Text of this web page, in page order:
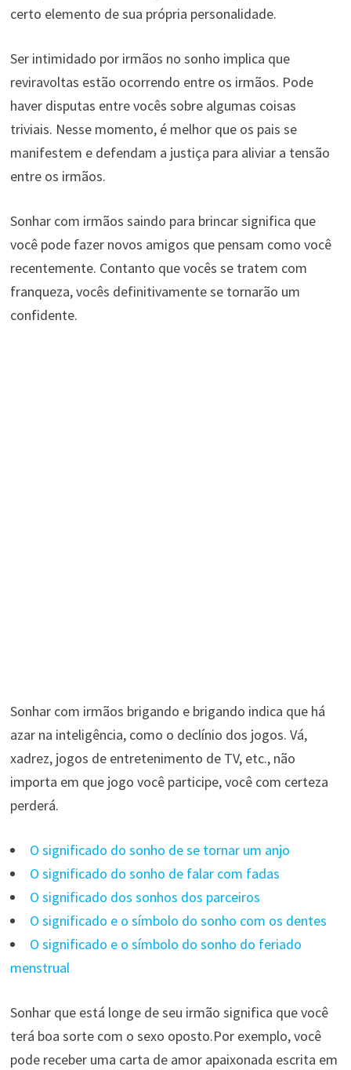
certo elemento de sua própria personalidade.
Ser intimidado por irmãos no sonho implica que
reviravoltas estão ocorrendo entre os irmãos. Pode
haver disputas entre vocês sobre algumas coisas
triviais. Nesse momento, é melhor que os pais se
manifestem e defendam a justiça para aliviar a tensão
entre os irmãos.
Sonhar com irmãos saindo para brincar significa que
você pode fazer novos amigos que pensam como você
recentemente. Contanto que vocês se tratem com
franqueza, vocês definitivamente se tornarão um
confidente.
Sonhar com irmãos brigando e brigando indica que há
azar na inteligência, como o declínio dos jogos. Vá,
xadrez, jogos de entretenimento de TV, etc., não
importa em que jogo você participe, você com certeza
perderá.
O significado do sonho de se tornar um anjo
O significado do sonho de falar com fadas
O significado dos sonhos dos parceiros
O significado e o símbolo do sonho com os dentes
O significado e o símbolo do sonho do feriado
menstrual
Sonhar que está longe de seu irmão significa que você
terá boa sorte com o sexo oposto.Por exemplo, você
pode receber uma carta de amor apaixonada escrita em